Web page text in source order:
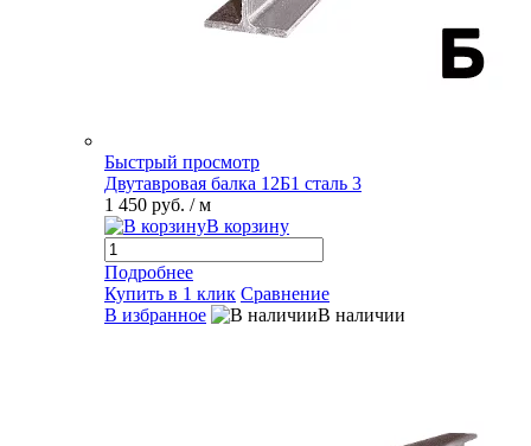
Быстрый просмотр
Двутавровая балка 12Б1 сталь 3
1 450 руб. / м
В корзину
Подробнее
Купить в 1 клик Сравнение
В избранное
В наличии